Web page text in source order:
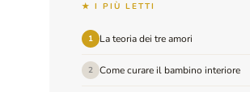
★ I PIÙ LETTI
1 La teoria dei tre amori
2 Come curare il bambino interiore